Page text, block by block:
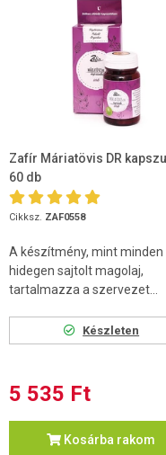
Zafír Máriatövis DR
60 db
Cikksz. ZAF0558
A készítmény, mint minden
hidegen sajtolt magolaj,
tartalmazza a szervezet...
Készleten
5 535 Ft
Kosárba rakom